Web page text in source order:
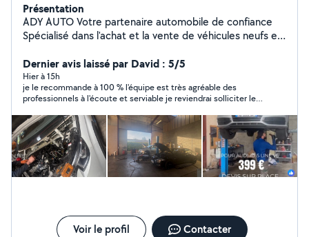
Présentation
ADY AUTO Votre partenaire automobile de confiance
Spécialisé dans l'achat et la vente de véhicules neufs et
pour toutes vos prestations en : Mécanique générale
Carrosserie peinture ️ Diagnostic et réparation toutes
marques Entretien complet de votre véhicule Notre
équipe de professionnels met son expertise et son
savoir-faire à votre service pour vous garantir des
interventions rapides, fiables et au meilleur prix. Que ce
soit pour l'achat, la vente ou l'entretien de votre voiture,
nous vous proposons un service sérieux et de qualité.
ADY AUTO 641434292
Dernier avis laissé par David : 5/5
Hier à 15h
je le recommande à 100 % l'équipe est très agréable des
professionnels à l'écoute et serviable je reviendrai solliciter leur
Voir le profil Contacter